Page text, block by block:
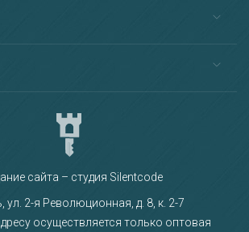
сайта – студия Silentcode
ул. 2-я Революционная, д. 8, к. 2-7
осуществляется только оптовая